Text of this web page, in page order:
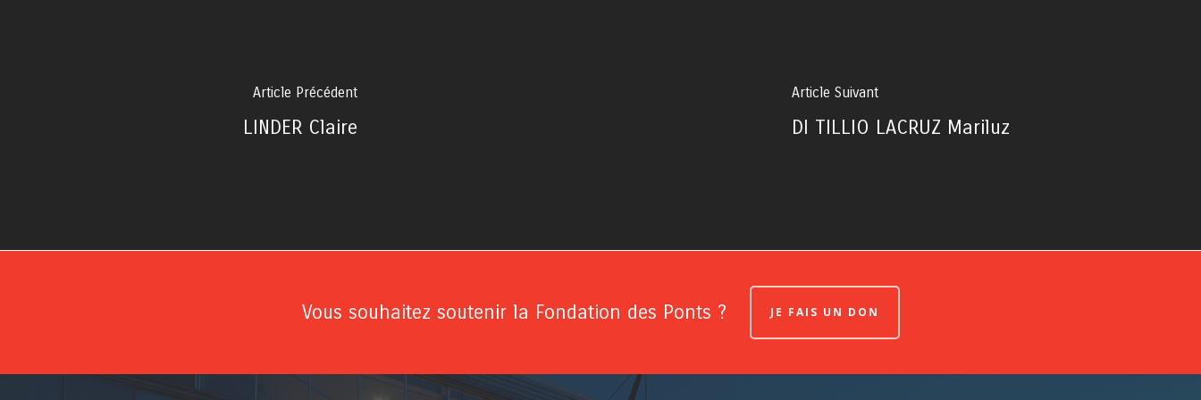
Article Précédent
LINDER Claire
Article Suivant
DI TILLIO LACRUZ Mariluz
Vous souhaitez soutenir la Fondation des Ponts ? JE FAIS UN DON